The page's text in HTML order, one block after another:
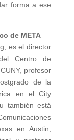
forma a ese
de META
es el director
Centro de
profesor
de la
en el City
también está
en Austin,